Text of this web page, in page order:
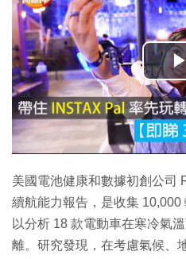
美國電池健康和數據初創公司
續航能力報告，是收集 10,000
以分析 18 款電動車在寒冷氣
離。研究發現，在考慮氣候、